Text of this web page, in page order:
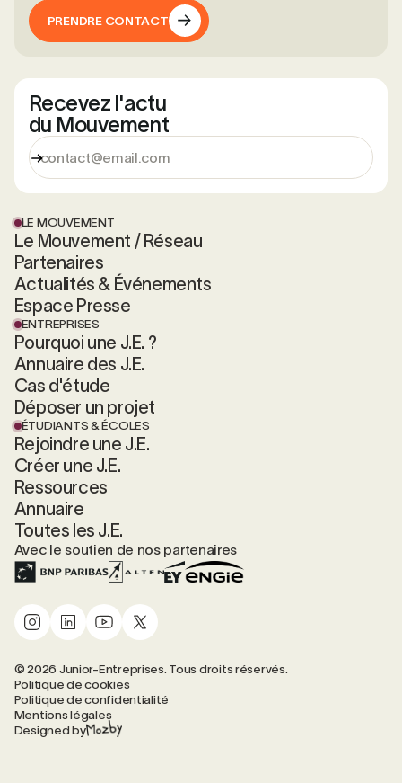
PRENDRE CONTACT
Recevez l'actu
du Mouvement
LE MOUVEMENT
Le Mouvement / Réseau
Partenaires
Actualités & Événements
Espace Presse
ENTREPRISES
Pourquoi une J.E. ?
Annuaire des J.E.
Cas d'étude
Déposer un projet
ÉTUDIANTS & ÉCOLES
Rejoindre une J.E.
Créer une J.E.
Ressources
Annuaire
Toutes les J.E.
Avec le soutien de nos partenaires
© 2026 Junior-Entreprises. Tous droits réservés.
Politique de cookies
Politique de confidentialité
Mentions légales
Designed by